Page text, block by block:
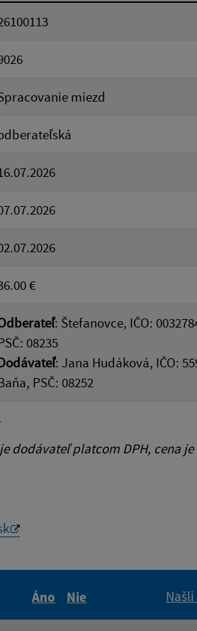
miezd
€
: Štefanovce, IČO:
08235
: Jana Hudáková, IČO:
PSČ: 08252
dodávateľ platcom DPH, cena
Áno
Nie